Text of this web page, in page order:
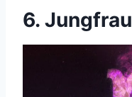
6. Jungfrau